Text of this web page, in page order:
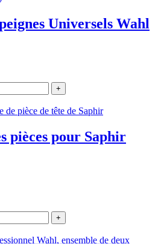
Universels Wahl
+
pièces pour Saphir
+